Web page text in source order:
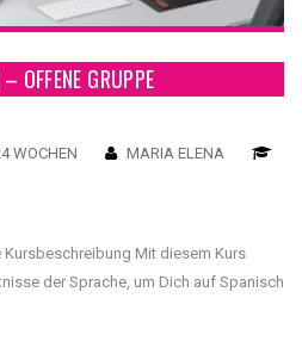
OFFENE GRUPPE
WOCHEN
MARIA ELENA
Kursbeschreibung Mit diesem Kurs
der Sprache, um Dich auf Spanisch